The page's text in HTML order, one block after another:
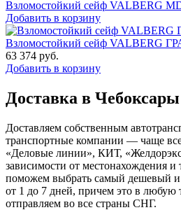
Взломостойкий сейф VALBERG
Добавить в корзину
Взломостойкий сейф VALBERG
63 374 руб.
Добавить в корзину
Доставка в Чебоксары
Доставляем собственным
транспортные компании — чаще
«Деловые линии», КИТ,
зависимости от местонахождения и
поможем выбрать самый дешевый
от 1 до 7 дней, причем это в любую
отправляем во все страны СНГ.